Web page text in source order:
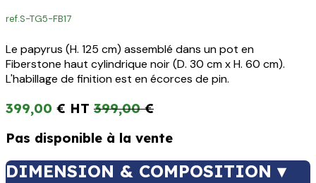
ref.S-TG5-FB17
Le papyrus (H. 125 cm) assemblé dans un pot en
Fiberstone haut cylindrique noir (D. 30 cm x H. 60 cm).
L'habillage de finition est en écorces de pin.
399,00 € 399,00€
Pas disponible à la vente
DIMENSION & COMPOSITION ▾